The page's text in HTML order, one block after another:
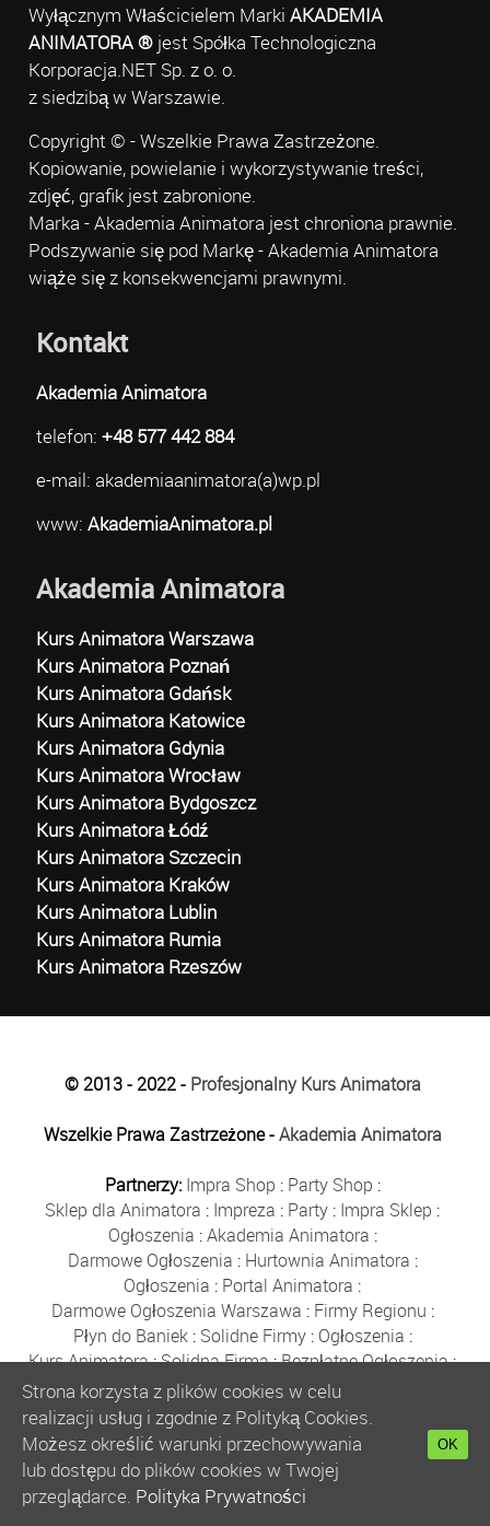
Wyłącznym Właścicielem Marki AKADEMIA
ANIMATORA ®jest Spółka Technologiczna
Korporacja.NET Sp. z o. o.
z siedzibą w Warszawie.
Copyright © - Wszelkie Prawa Zastrzeżone.
Kopiowanie, powielanie i wykorzystywanie treści,
zdjęć, grafik jest zabronione.
Marka - Akademia Animatora jest chroniona prawnie.
Podszywanie się pod Markę - Akademia Animatora
wiąże się z konsekwencjami prawnymi.
Kontakt
Akademia Animatora
telefon: +48 577 442 884
e-mail: akademiaanimatora(a)wp.pl
www: AkademiaAnimatora.pl
Akademia Animatora
Kurs Animatora Warszawa
Kurs Animatora Poznań
Kurs Animatora Gdańsk
Kurs Animatora Katowice
Kurs Animatora Gdynia
Kurs Animatora Wrocław
Kurs Animatora Bydgoszcz
Kurs Animatora Łódź
Kurs Animatora Szczecin
Kurs Animatora Kraków
Kurs Animatora Lublin
Kurs Animatora Rumia
Kurs Animatora Rzeszów
© 2013 - 2022 - Profesjonalny Kurs Animatora
Wszelkie Prawa Zastrzeżone -Akademia Animatora
Partnerzy: Impra Shop : Party Shop :
Sklep dla Animatora : Impreza : Party : Impra Sklep :
Ogłoszenia :Akademia Animatora :
Darmowe Ogłoszenia : Hurtownia Animatora :
Ogłoszenia : Portal Animatora :
Darmowe Ogłoszenia Warszawa : Firmy Regionu :
Płyn do Baniek: Solidne Firmy: Ogłoszenia :
Kurs Animatora:Solidna Firma:Bezpłatne Ogłoszenia:
Animator Czasu Wolnego:
Bezpłatne Ogłoszenia Warszawa:sklep animatora
Bańki Mydlane:Bezpłatne Ogłoszenia
Szkolenie Animatorów:Kurs Animatora
:
Kurs Animatora Warszawa :Rumia
Kurs Animatora Poznań:
Strona korzysta z plików cookies w celu
realizacji usług i zgodnie z Polityką Cookies.
Możesz określić warunki przechowywania
lub dostępu do plików cookies w Twojej
przeglądarce. Polityka Prywatności
OK